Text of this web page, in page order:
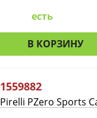
есть
В КОРЗИНУ
1559882
Pirelli PZero Sports